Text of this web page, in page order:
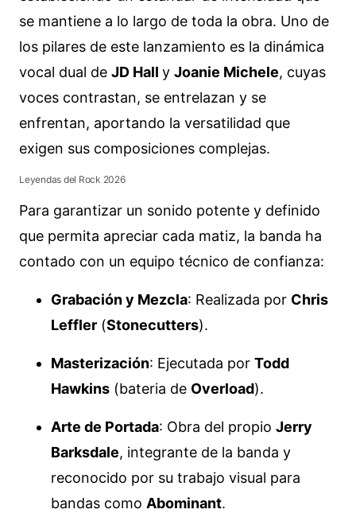
se mantiene a lo largo de toda la obra. Uno de
los pilares de este lanzamiento es la dinámica
vocal dual de JD Hall y Joanie Michele, cuyas
voces contrastan, se entrelazan y se
enfrentan, aportando la versatilidad que
exigen sus composiciones complejas.
Leyendas del Rock 2026
Para garantizar un sonido potente y definido
que permita apreciar cada matiz, la banda ha
contado con un equipo técnico de confianza:
Grabación y Mezcla: Realizada por Chris
Leffler (Stonecutters).
Masterización: Ejecutada por Todd
Hawkins (bateria de Overload).
Arte de Portada: Obra del propio Jerry
Barksdale, integrante de la banda y
reconocido por su trabajo visual para
bandas como Abominant.